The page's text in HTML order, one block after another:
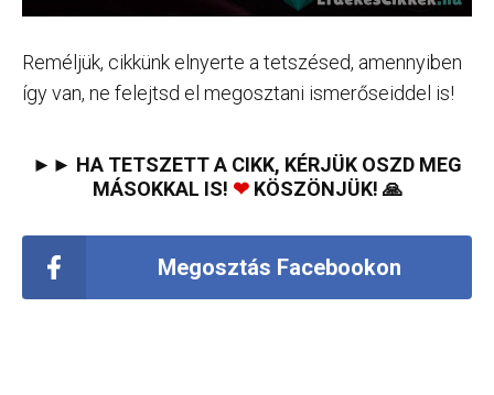
Reméljük, cikkünk elnyerte a tetszésed, amennyiben
így van, ne felejtsd el megosztani ismerőseiddel is!
►► HA TETSZETT A CIKK, KÉRJÜK OSZD MEG
MÁSOKKAL IS! ❤KÖSZÖNJÜK! 🙏
Megosztás Facebookon